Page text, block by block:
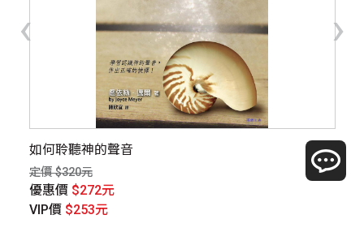
如何聆聽神的聲音
定價 $320元
優惠價 $272元
VIP價 $253元
‹ ›